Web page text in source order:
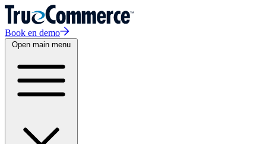
Book en demo
Open main menu